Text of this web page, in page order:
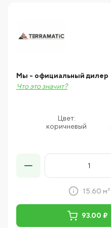
Цвет:
коричневый
Мы - официальный дилер
Что это значит?
15.60 м²
93.00 ₽